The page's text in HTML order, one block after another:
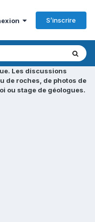
S’inscrire
Les discussions
de roches, de photos de
ou stage de géologues.